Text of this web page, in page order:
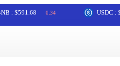
0.34 USDC : $1